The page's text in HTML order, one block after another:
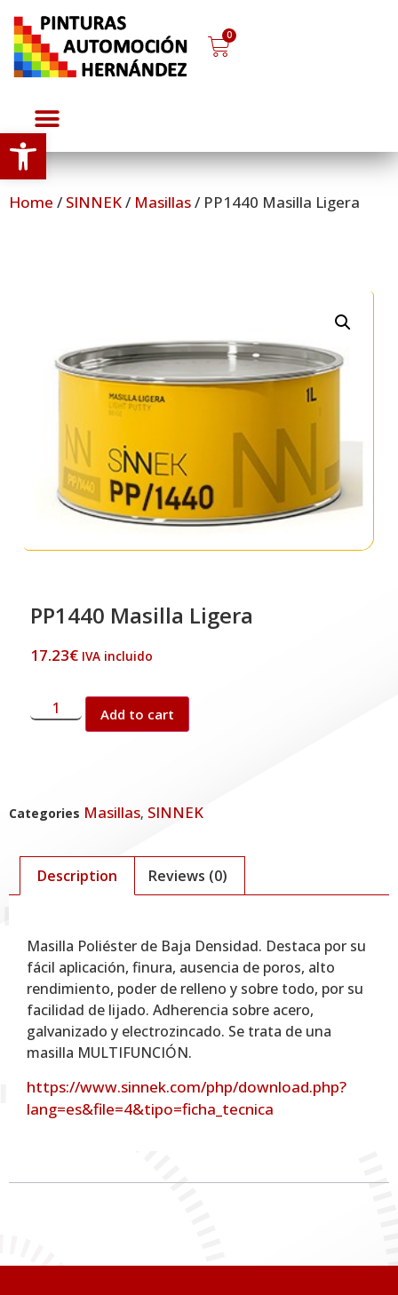
Abrir barra de herramientas
0
Home / SINNEK/ Masillas/ PP1440 Masilla Ligera
PP1440 Masilla Ligera
17.23€ IVA incluido
Add to cart
Categories Masillas, SINNEK
Description Reviews (0)
Masilla Poliéster de Baja Densidad. Destaca por su
fácil aplicación, finura, ausencia de poros, alto
rendimiento, poder de relleno y sobre todo, por su
facilidad de lijado. Adherencia sobre acero,
galvanizado y electrozincado. Se trata de una
masilla MULTIFUNCIÓN.
https://www.sinnek.com/php/download.php?
lang=es&file=4&tipo=ficha_tecnica